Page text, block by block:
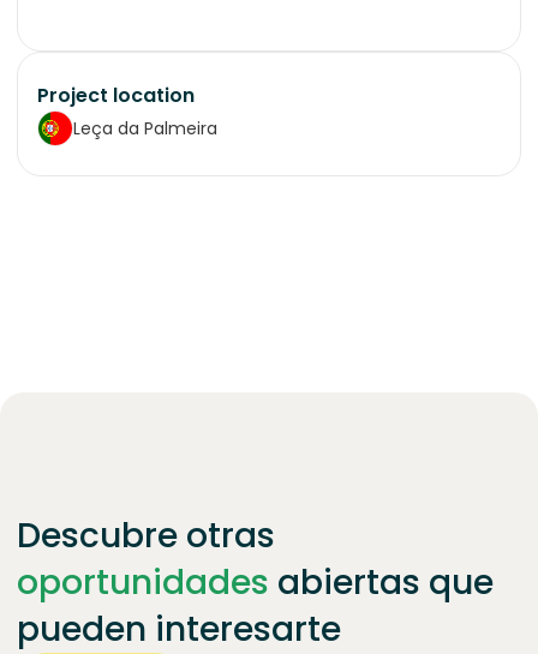
Project location
Leça da Palmeira
Descubre otras
oportunidades abiertas que
pueden interesarte